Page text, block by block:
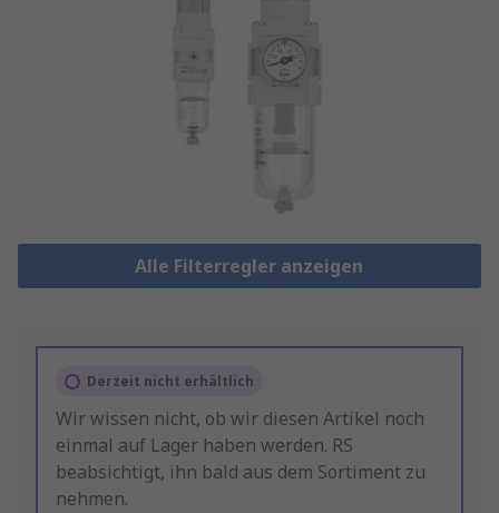
Alle Filterregler anzeigen
Derzeit nicht erhältlich
Wir wissen nicht, ob wir diesen Artikel noch
einmal auf Lager haben werden. RS
beabsichtigt, ihn bald aus dem Sortiment zu
nehmen.